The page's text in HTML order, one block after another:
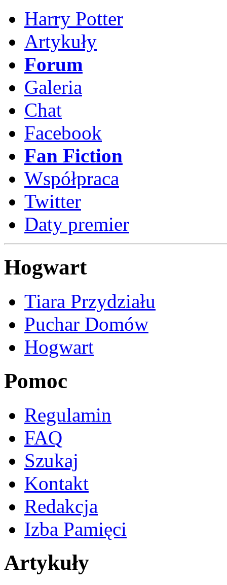
Harry Potter
Artykuły
Forum
Galeria
Chat
Facebook
Fan Fiction
Współpraca
Twitter
Daty premier
Hogwart
Tiara Przydziału
Puchar Domów
Hogwart
Pomoc
Regulamin
FAQ
Szukaj
Kontakt
Redakcja
Izba Pamięci
Artykuły